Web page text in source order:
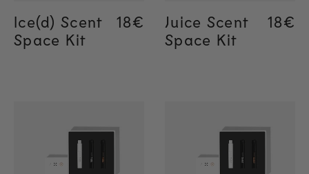
Ice(d) Scent
Space Kit
Regular price
18€
Regular price
18€
Juice Scent
Space Kit
18€
18€